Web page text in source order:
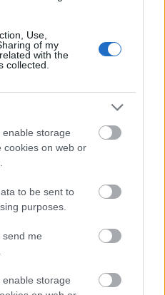
Use,
of my
with the
collected.
storage
cookies on web or
to be sent to
purposes.
send me
storage
Bicske
új Bicske Kelet
korszerűsít és négy új,
az MKIF az M1-es